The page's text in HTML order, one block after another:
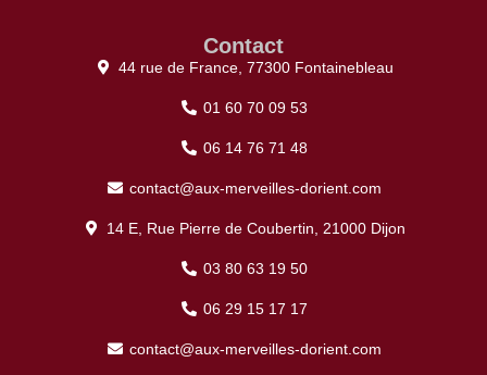
Contact
44 rue de France, 77300 Fontainebleau
01 60 70 09 53
06 14 76 71 48
contact@aux-merveilles-dorient.com
14 E, Rue Pierre de Coubertin, 21000 Dijon
03 80 63 19 50
06 29 15 17 17
contact@aux-merveilles-dorient.com